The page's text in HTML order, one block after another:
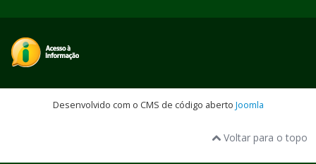
Desenvolvido com o CMS de código aberto Joomla
Voltar para o topo